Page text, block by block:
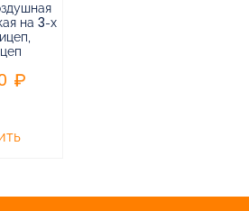
на 3-х